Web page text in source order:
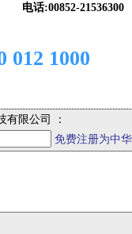
电话:00852-21536300
012 1000
有限公司 ：
免费注册为中